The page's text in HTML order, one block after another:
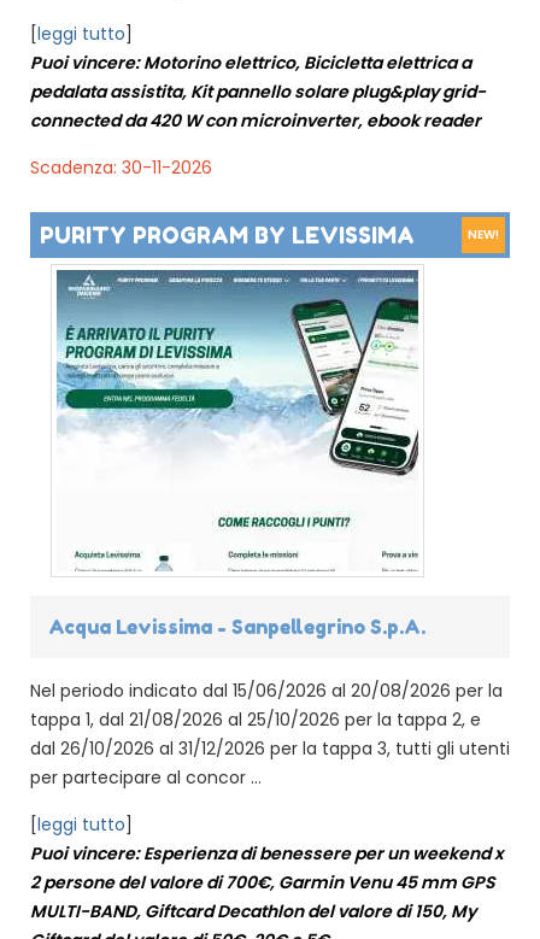
[leggi tutto]
Puoi vincere: Motorino elettrico, Bicicletta elettrica a
pedalata assistita, Kit pannello solare plug&play grid-
connected da 420 W con microinverter, ebook reader
Scadenza: 30-11-2026
NEW!
PURITY PROGRAM BY LEVISSIMA
Acqua Levissima - Sanpellegrino S.p.A.
Nel periodo indicato dal 15/06/2026 al 20/08/2026 per la
tappa 1, dal 21/08/2026 al 25/10/2026 per la tappa 2, e
dal 26/10/2026 al 31/12/2026 per la tappa 3, tutti gli utenti
per partecipare al concor ...
[leggi tutto]
Puoi vincere: Esperienza di benessere per un weekend x
2 persone del valore di 700€, Garmin Venu 45 mm GPS
MULTI-BAND, Giftcard Decathlon del valore di 150, My